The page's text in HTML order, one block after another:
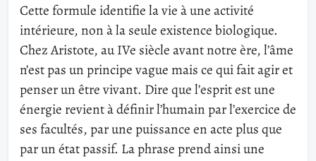
Cette formule identifie la vie à une activité
intérieure, non à la seule existence biologique.
Chez Aristote, au IVe siècle avant notre ère, l’âme
n’est pas un principe vague mais ce qui fait agir et
penser un être vivant. Dire que l’esprit est une
énergie revient à définir l’humain par l’exercice de
ses facultés, par une puissance en acte plus que
par un état passif. La phrase prend ainsi une